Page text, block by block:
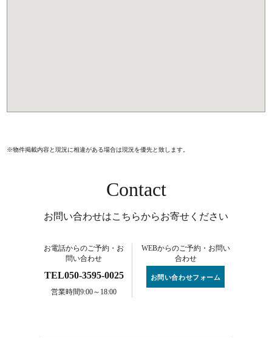
※物件掲載内容と現況に相違がある場合は現況を優先と致します。
Contact
お問い合わせはこちらからお寄せください
お電話からのご予約・お
問い合わせ
TEL050-3595-0025
営業時間9:00～18:00
WEBからのご予約・お問い
合わせ
お問い合わせフォーム